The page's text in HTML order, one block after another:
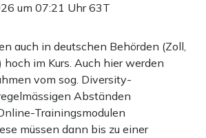
um 07:21 Uhr63T
auch in deutschen Behörden (Zoll,
hoch im Kurs. Auch hier werden
vom sog. Diversity-
Abständen
Trainingsmodulen
müssen dann bis zu einer